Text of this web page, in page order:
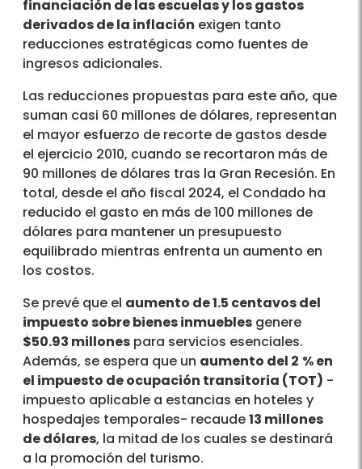
financiación de las escuelas y los gastos
derivados de la inflación exigen tanto
reducciones estratégicas como fuentes de
ingresos adicionales.
Las reducciones propuestas para este año, que
suman casi 60 millones de dólares, representan
el mayor esfuerzo de recorte de gastos desde
el ejercicio 2010, cuando se recortaron más de
90 millones de dólares tras la Gran Recesión. En
total, desde el año fiscal 2024, el Condado ha
reducido el gasto en más de 100 millones de
dólares para mantener un presupuesto
equilibrado mientras enfrenta un aumento en
los costos.
Se prevé que el aumento de 1.5 centavos del
impuesto sobre bienes inmuebles genere
$50.93 millones para servicios esenciales.
Además, se espera que un aumento del 2 % en
el impuesto de ocupación transitoria (TOT) -
impuesto aplicable a estancias en hoteles y
hospedajes temporales- recaude13 millones
de dólares, la mitad de los cuales se destinará
a la promoción del turismo.